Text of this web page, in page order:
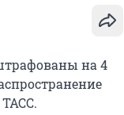
на 4
ТАСС.